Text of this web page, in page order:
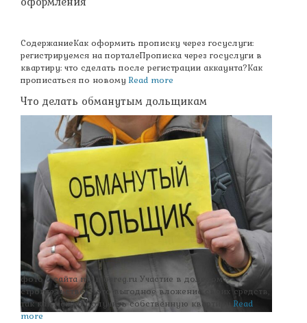
СодержаниеКак оформить прописку через госуслуги:
регистрируемся на порталеПрописка через госуслуги в
квартиру: что сделать после регистрации аккаунта?Как
прописаться по новомуRead more
Что делать обманутым дольщикам
фото с сайта my.mosreg.ru Участие в долевом
строительстве – это выгодное вложение своих средств,
так как можно получить собственную квартируRead
more